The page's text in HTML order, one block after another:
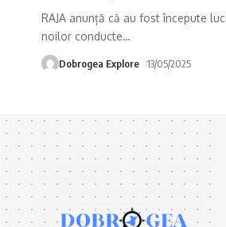
RAJA anunță că au fost începute
noilor conducte…
Dobrogea Explore 13/05/2025